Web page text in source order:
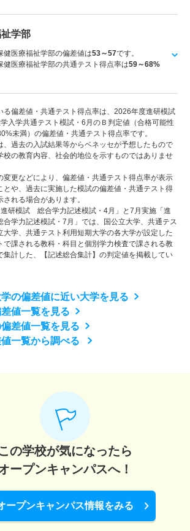
学部
健医療福祉学部の偏差値は53～57です。
健医療福祉学部の共通テスト得点率は59～68%
偏差値・共通テスト得点率は、2026年度進研模試
入学共通テスト模試・6月のＢ判定値（合格可能性
未満）の偏差値・共通テスト得点率です。
過去の入試結果等からベネッセが予想したもので
校の教育内容、社会的地位を示すものではありませ
更などにより、偏差値・共通テスト得点率が表示
とや、過去に実施した模試の偏差値・共通テスト得
される場合があります。
研模試 総合学力記述模試・4月」と7月実施「進
学力記述模試・7月」では、国公立大学、共通テス
大学、共通テスト利用短期大学の各大学が設定した
で課される教科・科目と個別学力検査で課される教
集計した、【記述総合集計】の判定値を掲載してい
の偏差値に近い大学を見る
値一覧を見る
差値一覧を見る
一覧から調べる
の学校が気になったら
ープンキャンパスへ！
ープンキャンパス情報をみる